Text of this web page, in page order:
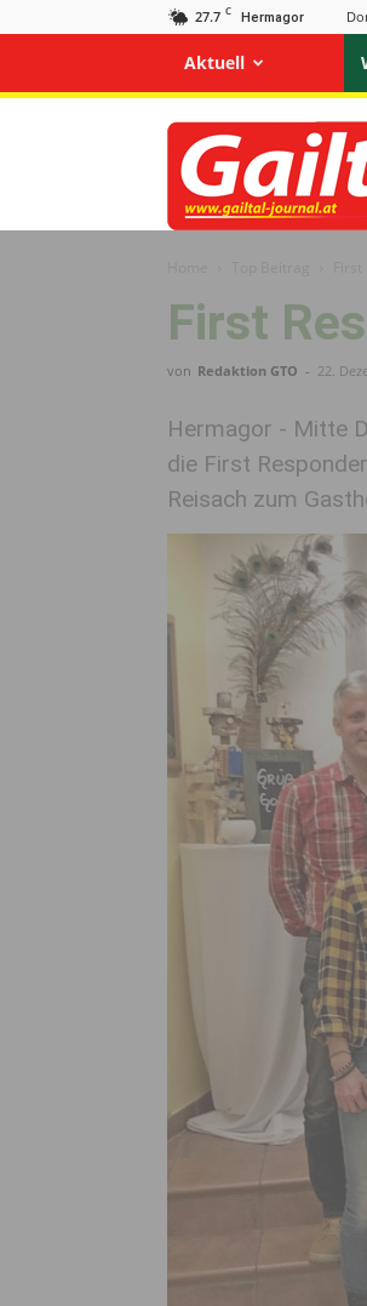
27.7 C Hermagor
Aktuell
Gailtal
Journal
First
von Redaktion GTO - 22.
Hermagor - Mitte
die First
Reisach zum